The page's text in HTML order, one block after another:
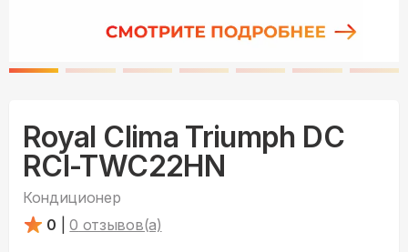
Royal Clima Triumph DC
RCI-TWC22HN
Кондиционер
0
0 отзывов(а)